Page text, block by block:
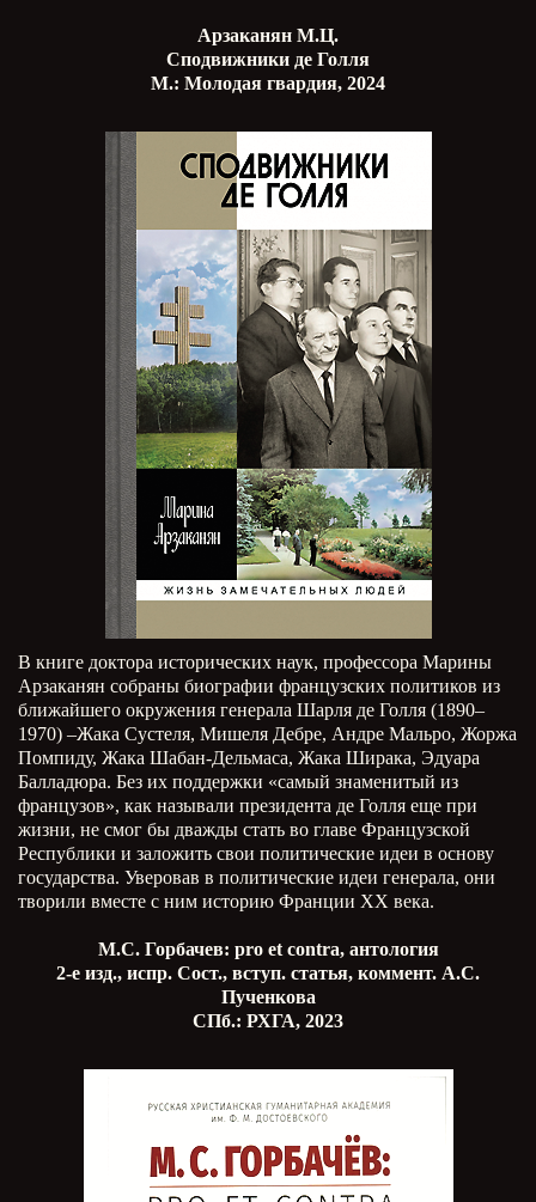
Арзаканян М.Ц.
Сподвижники де Голля
М.: Молодая гвардия, 2024
В книге доктора исторических наук, профессора Марины
Арзаканян собраны биографии французских политиков из
ближайшего окружения генерала Шарля де Голля (1890–
1970) –Жака Сустеля, Мишеля Дебре, Андре Мальро, Жоржа
Помпиду, Жака Шабан-Дельмаса, Жака Ширака, Эдуара
Балладюра. Без их поддержки «самый знаменитый из
французов», как называли президента де Голля еще при
жизни, не смог бы дважды стать во главе Французской
Республики и заложить свои политические идеи в основу
государства. Уверовав в политические идеи генерала, они
творили вместе с ним историю Франции ХХ века.
М.С. Горбачев: pro et contra, антология
2-е изд., испр. Сост., вступ. статья, коммент. А.С.
Пученкова
СПб.: РХГА, 2023